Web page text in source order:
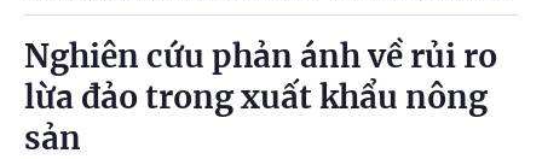
Nghiên cứu phản ánh về rủi ro
lừa đảo trong xuất khẩu nông
sản